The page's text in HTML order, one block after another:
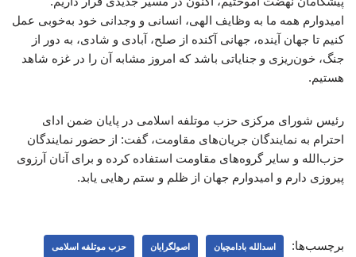
امیدوارم همه ما به وظایف الهی، انسانی و وجدانی خود به‌خوبی عمل
کنیم تا جهان آینده، جهانی آکنده از صلح، آبادی و شادی، به دور از
جنگ، خون‌ریزی و جنایاتی باشد که امروز مشابه آن را در غزه شاهد
هستیم.
رئیس شورای مرکزی حزب موتلفه اسلامی در پایان ضمن ادای
احترام به نمایندگان جریان‌های مقاومت، گفت: از حضور نمایندگان
حزب‌الله و سایر گروه‌های مقاومت استفاده کرده و برای آنان آرزوی
پیروزی دارم و امیدوارم جهان از ظلم و ستم رهایی یابد.
برچسب‌ها: اسدالله بادامچیان اصولگرایان حزب موتلفه اسلامی